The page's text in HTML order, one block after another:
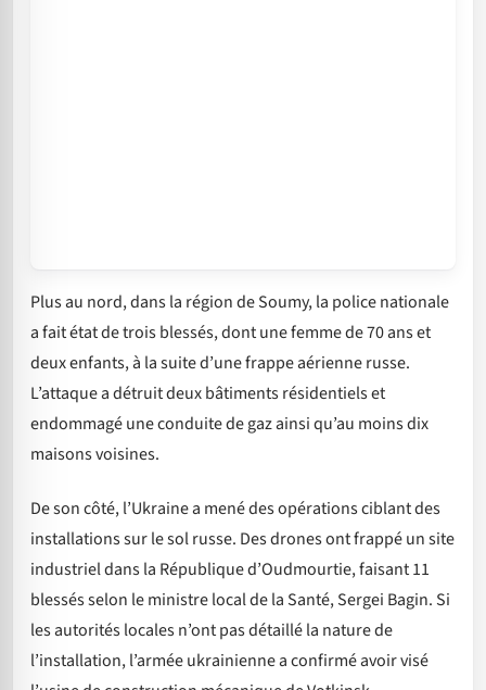
Plus au nord, dans la région de Soumy, la police nationale
a fait état de trois blessés, dont une femme de 70 ans et
deux enfants, à la suite d’une frappe aérienne russe.
L’attaque a détruit deux bâtiments résidentiels et
endommagé une conduite de gaz ainsi qu’au moins dix
maisons voisines.
De son côté, l’Ukraine a mené des opérations ciblant des
installations sur le sol russe. Des drones ont frappé un site
industriel dans la République d’Oudmourtie, faisant 11
blessés selon le ministre local de la Santé, Sergei Bagin. Si
les autorités locales n’ont pas détaillé la nature de
l’installation, l’armée ukrainienne a confirmé avoir visé